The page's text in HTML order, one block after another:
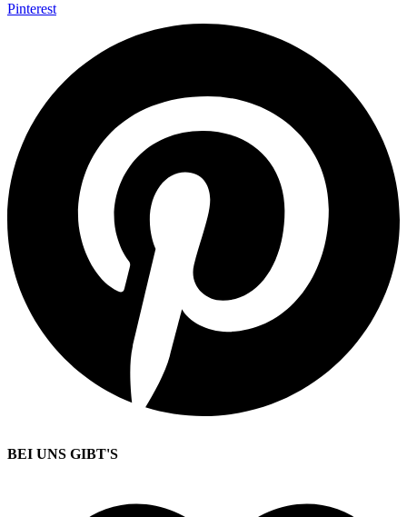
Pinterest
BEI UNS GIBT'S